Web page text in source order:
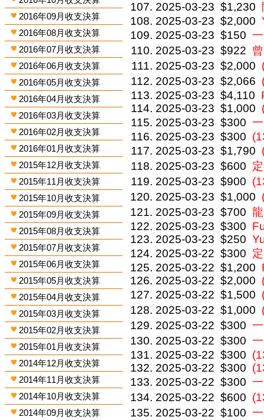
2016年09月收支決算
2016年08月收支決算
2016年07月收支決算
2016年06月收支決算
2016年05月收支決算
2016年04月收支決算
2016年03月收支決算
2016年02月收支決算
2016年01月收支決算
2015年12月收支決算
2015年11月收支決算
2015年10月收支決算
2015年09月收支決算
2015年08月收支決算
2015年07月收支決算
2015年06月收支決算
2015年05月收支決算
2015年04月收支決算
2015年03月收支決算
2015年02月收支決算
2015年01月收支決算
2014年12月收支決算
2014年11月收支決算
2014年10月收支決算
2014年09月收支決算
2025-03-23 $1,230
2025-03-23 $2,000
2025-03-23 $150
2025-03-23 $922
2025-03-23 $2,000
2025-03-23 $2,066
2025-03-23 $4,110
2025-03-23 $1,000
2025-03-23 $300
2025-03-23 $300
2025-03-23 $1,790
2025-03-23 $600
2025-03-23 $900
2025-03-23 $1,000
2025-03-23 $700 龍
2025-03-23 $300
2025-03-23 $250
2025-03-22 $300
2025-03-22 $1,200
2025-03-22 $2,000
2025-03-22 $1,500
2025-03-22 $1,000
2025-03-22 $300
2025-03-22 $300
2025-03-22 $300
2025-03-22 $300
2025-03-22 $300
2025-03-22 $600
2025-03-22 $100